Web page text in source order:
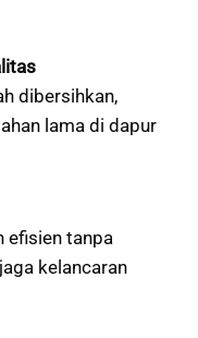
dibersihkan,
lama di dapur
efisien tanpa
kelancaran